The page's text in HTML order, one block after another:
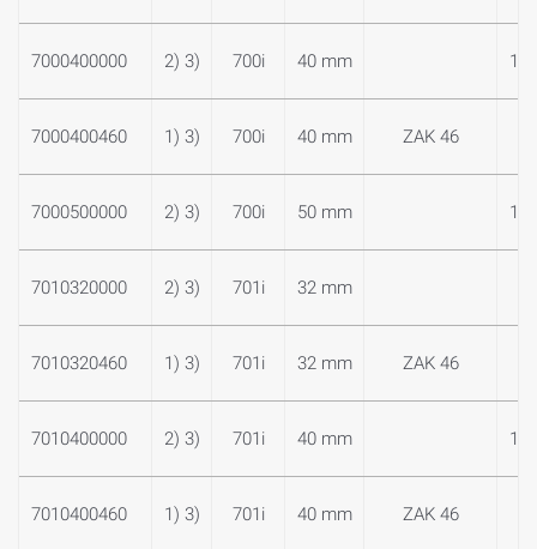
7000400000 2) 3) 700i 40 mm 1
7000400460 1) 3) 700i 40 mm ZAK 46
7000500000 2) 3) 700i 50 mm 1
7010320000 2) 3) 701i 32 mm
7010320460 1) 3) 701i 32 mm ZAK 46
7010400000 2) 3) 701i 40 mm 1
7010400460 1) 3) 701i 40 mm ZAK 46